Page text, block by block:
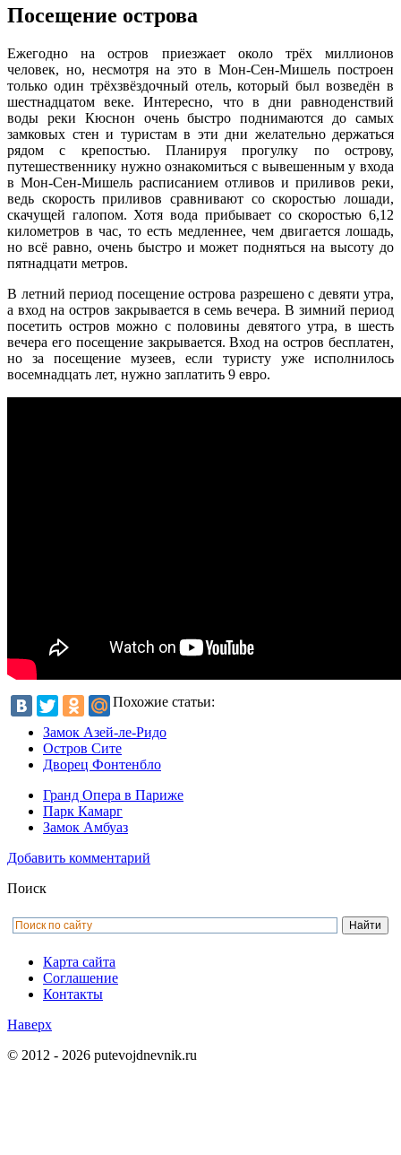
Посещение острова
Ежегодно на остров приезжает около трёх миллионов
человек, но, несмотря на это в Мон-Сен-Мишель построен
только один трёхзвёздочный отель, который был возведён в
шестнадцатом веке. Интересно, что в дни равноденствий
воды реки Кюснон очень быстро поднимаются до самых
замковых стен и туристам в эти дни желательно держаться
рядом с крепостью. Планируя прогулку по острову,
путешественнику нужно ознакомиться с вывешенным у входа
в Мон-Сен-Мишель расписанием отливов и приливов реки,
ведь скорость приливов сравнивают со скоростью лошади,
скачущей галопом. Хотя вода прибывает со скоростью 6,12
километров в час, то есть медленнее, чем двигается лошадь,
но всё равно, очень быстро и может подняться на высоту до
пятнадцати метров.
В летний период посещение острова разрешено с девяти утра,
а вход на остров закрывается в семь вечера. В зимний период
посетить остров можно с половины девятого утра, в шесть
вечера его посещение закрывается. Вход на остров бесплатен,
но за посещение музеев, если туристу уже исполнилось
восемнадцать лет, нужно заплатить 9 евро.
Похожие статьи:
Замок Азей-ле-Ридо
Остров Сите
Дворец Фонтенбло
Гранд Опера в Париже
Парк Камарг
Замок Амбуаз
Добавить комментарий
Поиск
Карта сайта
Соглашение
Контакты
Наверх
© 2012 - 2026 putevojdnevnik.ru